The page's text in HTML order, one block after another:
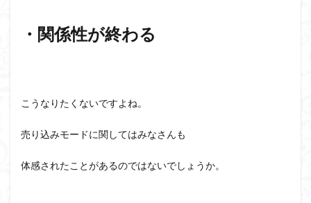
・関係性が終わる
こうなりたくないですよね。
売り込みモードに関してはみなさんも
体感されたことがあるのではないでしょうか。